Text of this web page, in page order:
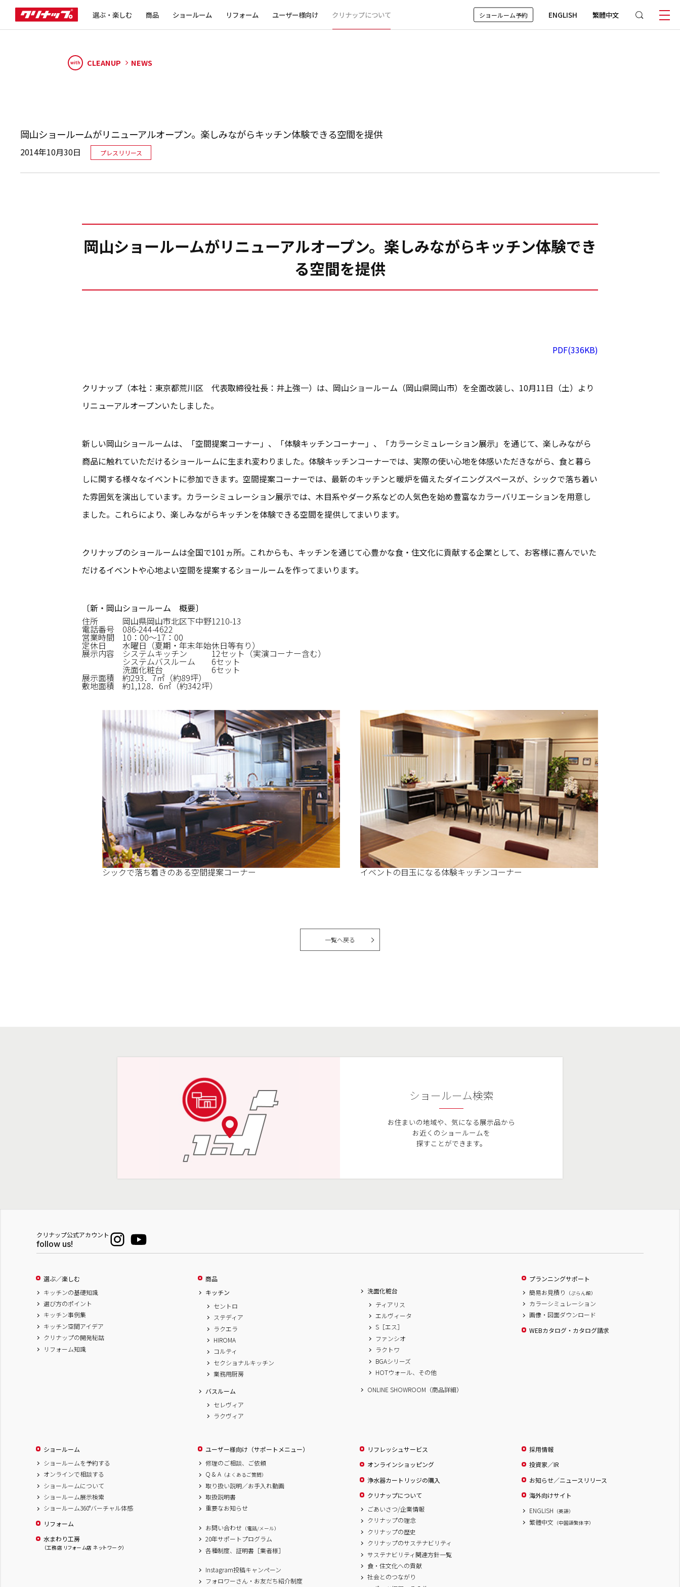
選ぶ・楽しむ 商品 ショールーム リフォーム ユーザー様向け クリナップについて ショールーム予約 ENGLISH 繁體中文
with CLEANUP NEWS
岡山ショールームがリニューアルオープン。楽しみながらキッチン体験できる空間を提供
2014年10月30日 プレスリリース
岡山ショールームがリニューアルオープン。楽しみながらキッチン体験でき
る空間を提供
PDF(336KB)
クリナップ（本社：東京都荒川区 代表取締役社長：井上強一）は、岡山ショールーム（岡山県岡山市）を全面改装し、10月11日（土）より
リニューアルオープンいたしました。
新しい岡山ショールームは、「空間提案コーナー」、「体験キッチンコーナー」、「カラーシミュレーション展示」を通じて、楽しみながら
商品に触れていただけるショールームに生まれ変わりました。体験キッチンコーナーでは、実際の使い心地を体感いただきながら、食と暮ら
しに関する様々なイベントに参加できます。空間提案コーナーでは、最新のキッチンと暖炉を備えたダイニングスペースが、シックで落ち着い
た雰囲気を演出しています。カラーシミュレーション展示では、木目系やダーク系などの人気色を始め豊富なカラーバリエーションを用意し
ました。これらにより、楽しみながらキッチンを体験できる空間を提供してまいります。
クリナップのショールームは全国で101ヵ所。これからも、キッチンを通じて心豊かな食・住文化に貢献する企業として、お客様に喜んでいた
だけるイベントや心地よい空間を提案するショールームを作ってまいります。
〔新・岡山ショールーム 概要〕
住所
岡山県岡山市北区下中野1210-13
電話番号 086-244-4622
営業時間 10：00～17：00
定休日 水曜日（夏期・年末年始休日等有り）
展示内容 システムキッチン 12セット（実演コーナー含む）
システムバスルーム 6セット
洗面化粧台 6セット
展示面積 約293．7㎡（約89坪）
敷地面積 約1,128．6㎡（約342坪）
シックで落ち着きのある空間提案コーナー イベントの目玉になる体験キッチンコーナー
一覧へ戻る
ショールーム検索
お住まいの地域や、 気になる展示品から
お近くのショールームを
探すことができます。
クリナップ公式アカウント
follow us!
選ぶ／楽しむ
キッチンの基礎知識
選び方のポイント
キッチン事例集
キッチン空間アイデア
クリナップの開発秘話
リフォーム知識
商品
キッチン
セントロ
ステディア
ラクエラ
HIROMA
コルティ
セクショナルキッチン
業務用厨房
バスルーム
セレヴィア
ラクヴィア
洗面化粧台
ティアリス
エルヴィータ
S［エス］
ファンシオ
ラクトワ
BGAシリーズ
HOTウォール、その他
ONLINE SHOWROOM（商品詳細）
プランニングサポート
簡易お見積り
（ぷらん館）
カラーシミュレーション
画像・図面ダウンロード
WEBカタログ・カタログ請求
ショールーム
ショールームを予約する
オンラインで相談する
ショールームについて
ショールーム展示検索
ショールーム360°バーチャル体感
リフォーム
水まわり工房
（工務店 リフォーム店 ネットワーク）
ユーザー様向け（サポートメニュー）
修理のご相談、ご依頼
Q & A （よくあるご質問）
取り扱い説明／お手入れ動画
取扱説明書
重要なお知らせ
お問い合わせ （電話/メール）
20年サポートプログラム
各種制度、証明書［業者様］
Instagram投稿キャンペーン
フォロワーさん・お友だち紹介制度
リフレッシュサービス
オンラインショッピング
浄水器カートリッジの購入
クリナップについて
ごあいさつ/企業情報
クリナップの理念
クリナップの歴史
クリナップのサステナビリティ
サステナビリティ関連方針一覧
食・住文化への貢献
社会とのつながり
採用情報
投資家／IR
お知らせ／ニュースリリース
海外向けサイト
ENGLISH （英語）
繁體中文 （中国語繁体字）